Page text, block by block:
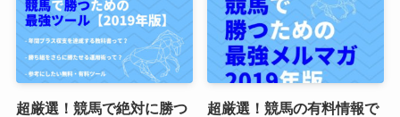
超厳選！競馬で絶対に勝つ
超厳選！競馬の有料情報で